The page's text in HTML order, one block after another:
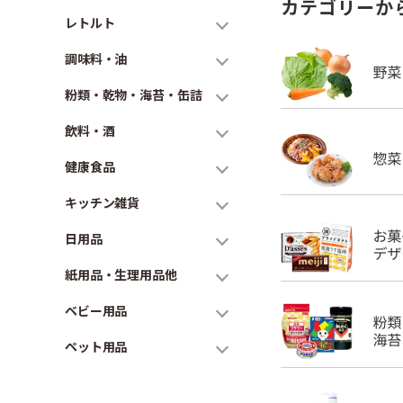
レトルト
調味料・油
粉類・乾物・海苔・缶詰
飲料・酒
健康食品
キッチン雑貨
日用品
紙用品・生理用品他
ベビー用品
ペット用品
カテゴリーか